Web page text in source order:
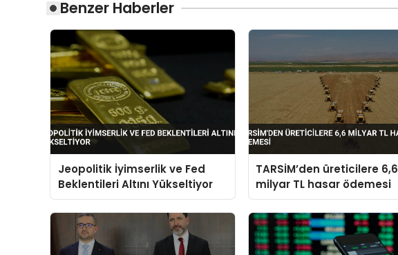
Benzer Haberler
Jeopolitik İyimserlik ve Fed
Beklentileri Altını Yükseltiyor
TARSİM’den üreticilere 6,6
milyar TL hasar ödemesi